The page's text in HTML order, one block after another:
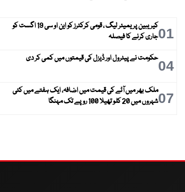
01
کیریبین پریمیئر لیگ ، قومی کرکٹرز کو این او سی 19 اگست کو
جاری کرنے کا فیصلہ
04حکومت نے پیٹرول اور ڈیزل کی قیمتوں میں کمی کر دی
07ملک بھر میں آٹے کی قیمت میں اضافہ، ایک ہفتے میں کئی
شہروں میں 20 کلو تھیلا 100 روپے تک مہنگا